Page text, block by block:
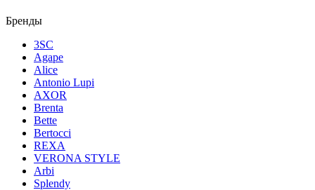
Бренды
3SC
Agape
Alice
Antonio Lupi
AXOR
Brenta
Bette
Bertocci
REXA
VERONA STYLE
Arbi
Splendy